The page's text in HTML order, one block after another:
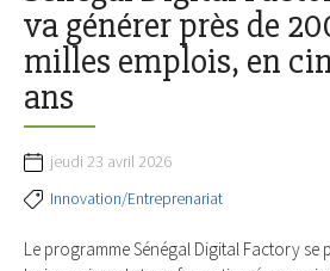
va générer près de
milles emplois, en
ans
jeudi 23 avril 2026
Innovation/Entreprenariat
Le programme Sénégal Digital Factory se